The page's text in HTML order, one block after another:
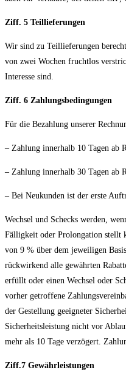
Ziff. 5 Teillieferungen
Wir sind zu Teillieferungen
von zwei Wochen fruchtlos
Interesse sind.
Ziff. 6 Zahlungsbedingungen
Für die Bezahlung unserer
– Zahlung innerhalb 10 Tagen ab
– Zahlung innerhalb 30 Tagen ab
– Bei Neukunden ist der erste
Wechsel und Schecks werden,
Fälligkeit oder Prolongation stellt
von 9 % über dem jeweiligen
rückwirkend alle gewährten
erfüllt oder einen Wechsel oder
vorher getroffene
der Gestellung geeigneter
Sicherheitsleistung nicht vor
mehr als 10 Tage verzögert.
Ziff.7 Gewährleistungen